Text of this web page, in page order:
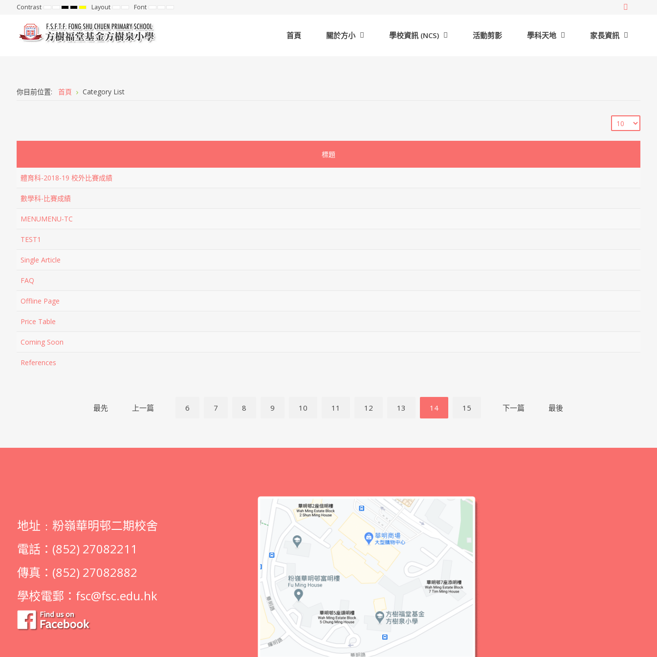
Contrast Default
NightHigh
White
mode
High
Yellow
mode
High
Black
mode
Layout FixedWideFont SetSetSet
首頁 關於方小 學校資訊 (NCS) 活動剪影 學科天地 家長資訊
你目前位置: 首頁 Category List
標題
體育科-2018-19 校外比賽成績
數學科-比賽成績
MENUMENU-TC
TEST1
Single Article
FAQ
Offline Page
Price Table
Coming Soon
References
最先 上一篇 6 7 8 9 10 11 12 13 14 15 下一篇 最後
地址﹕粉嶺華明邨二期校舍
電話：(852) 27082211
傳真：(852) 27082882
學校電郵： fsc@fsc.edu.hk